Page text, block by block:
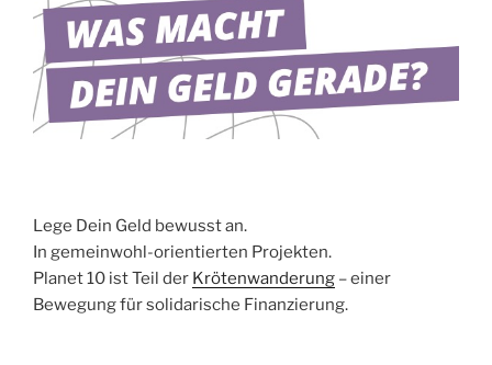
Lege Dein Geld bewusst an.
In gemeinwohl-orientierten Projekten.
Planet 10 ist Teil der Krötenwanderung – einer
Bewegung für solidarische Finanzierung.